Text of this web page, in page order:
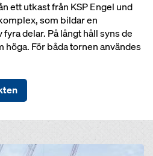
ett utkast från KSP Engel und
som bildar en
delar. På långt håll syns de
höga. För båda tornen användes